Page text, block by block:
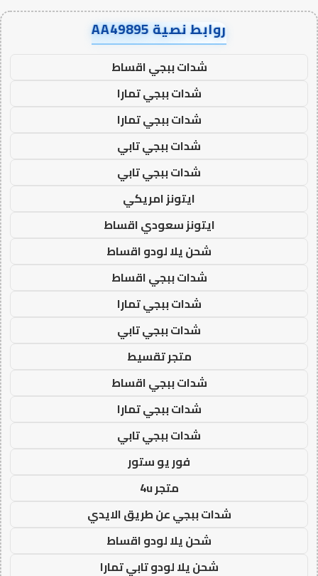
روابط نصية AA49895
شدات ببجي اقساط
شدات ببجي تمارا
شدات ببجي تمارا
شدات ببجي تابي
شدات ببجي تابي
ايتونز امريكي
ايتونز سعودي اقساط
شحن يلا لودو اقساط
شدات ببجي اقساط
شدات ببجي تمارا
شدات ببجي تابي
متجر تقسيط
شدات ببجي اقساط
شدات ببجي تمارا
شدات ببجي تابي
فور يو ستور
متجر 4u
شدات ببجي عن طريق الايدي
شحن يلا لودو اقساط
شحن يلا لودو تابي تمارا